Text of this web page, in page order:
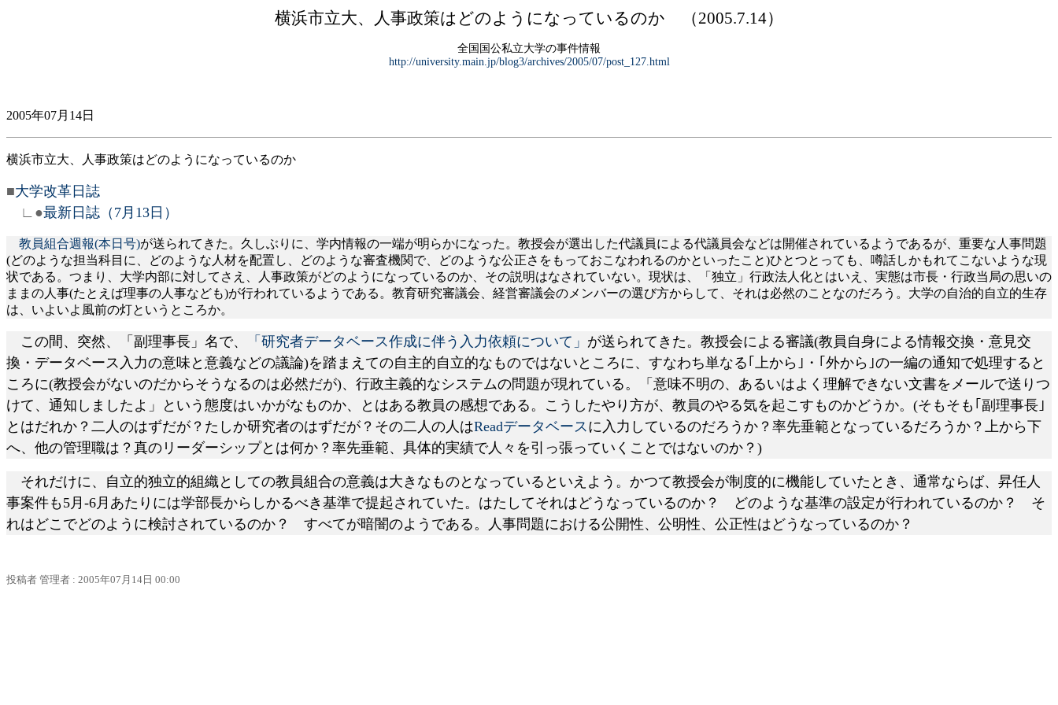
横浜市立大、人事政策はどのようになっているのか （2005.7.14）
全国国公私立大学の事件情報
http://university.main.jp/blog3/archives/2005/07/post_127.html
2005年07月14日
横浜市立大、人事政策はどのようになっているのか
■大学改革日誌
∟●最新日誌（7月13日）
教員組合週報(本日号)が送られてきた。久しぶりに、学内情報の一端が明らかになった。教授会が選出した代議員による代議員会などは開催されているようであるが、重要な人事問題
(どのような担当科目に、どのような人材を配置し、どのような審査機関で、どのような公正さをもっておこなわれるのかといったこと)ひとつとっても、噂話しかもれてこないような現
状である。つまり、大学内部に対してさえ、人事政策がどのようになっているのか、その説明はなされていない。現状は、「独立」行政法人化とはいえ、実態は市長・行政当局の思いの
ままの人事(たとえば理事の人事なども)が行われているようである。教育研究審議会、経営審議会のメンバーの選び方からして、それは必然のことなのだろう。大学の自治的自立的生存
は、いよいよ風前の灯というところか。
この間、突然、「副理事長」名で、 「研究者データベース作成に伴う入力依頼について」 が送られてきた。教授会による審議(教員自身による情報交換・意見交
換・データベース入力の意味と意義などの議論)を踏まえての自主的自立的なものではないところに、すなわち単なる｢上から｣・｢外から｣の一編の通知で処理すると
ころに(教授会がないのだからそうなるのは必然だが)、行政主義的なシステムの問題が現れている。「意味不明の、あるいはよく理解できない文書をメールで送りつ
けて、通知しましたよ」という態度はいかがなものか、とはある教員の感想である。こうしたやり方が、教員のやる気を起こすものかどうか。(そもそも｢副理事長｣
とはだれか？二人のはずだが？たしか研究者のはずだが？その二人の人はReadデータベースに入力しているのだろうか？率先垂範となっているだろうか？上から下
へ、他の管理職は？真のリーダーシップとは何か？率先垂範、具体的実績で人々を引っ張っていくことではないのか？)
それだけに、自立的独立的組織としての教員組合の意義は大きなものとなっているといえよう。かつて教授会が制度的に機能していたとき、通常ならば、昇任人
事案件も 5月-6月あたりには学部長からしかるべき基準で提起されていた。はたしてそれはどうなっているのか？ どのような基準の設定が行われているのか？ そ
れはどこでどのように検討されているのか？ すべてが暗闇のようである。人事問題における公開性、公明性、公正性はどうなっているのか？
投稿者 管理者 : 2005年07 月 14日 00:00